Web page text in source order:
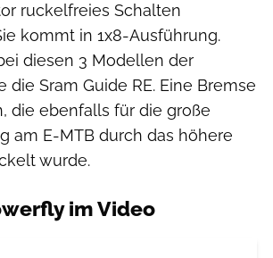
ruckelfreies Schalten
kommt in 1x8-Ausführung.
diesen 3 Modellen der
die Sram Guide RE. Eine Bremse
die ebenfalls für die große
am E-MTB durch das höhere
wurde.
im Video